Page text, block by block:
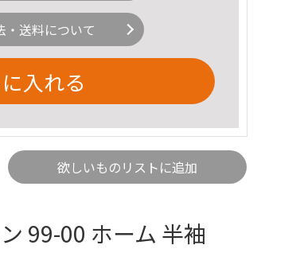
・送料について
入れる
欲しいものリストに追加
99-00 ホーム 半袖